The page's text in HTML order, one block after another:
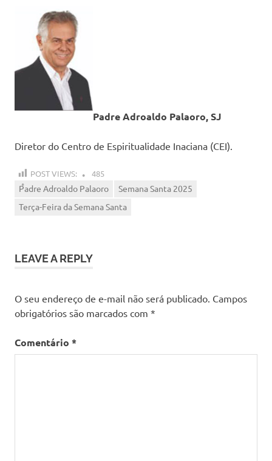
Padre Adroaldo Palaoro, SJ
Diretor do Centro de Espiritualidade Inaciana (CEI).
POST VIEWS: 485
Padre Adroaldo Palaoro
Semana Santa 2025
Terça-Feira da Semana Santa
LEAVE A REPLY
O seu endereço de e-mail não será publicado. Campos
obrigatórios são marcados com *
Comentário *